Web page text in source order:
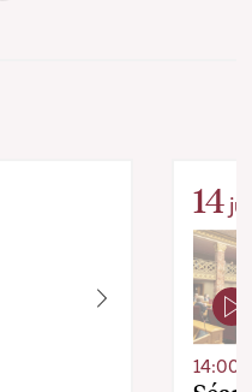
14
14:00